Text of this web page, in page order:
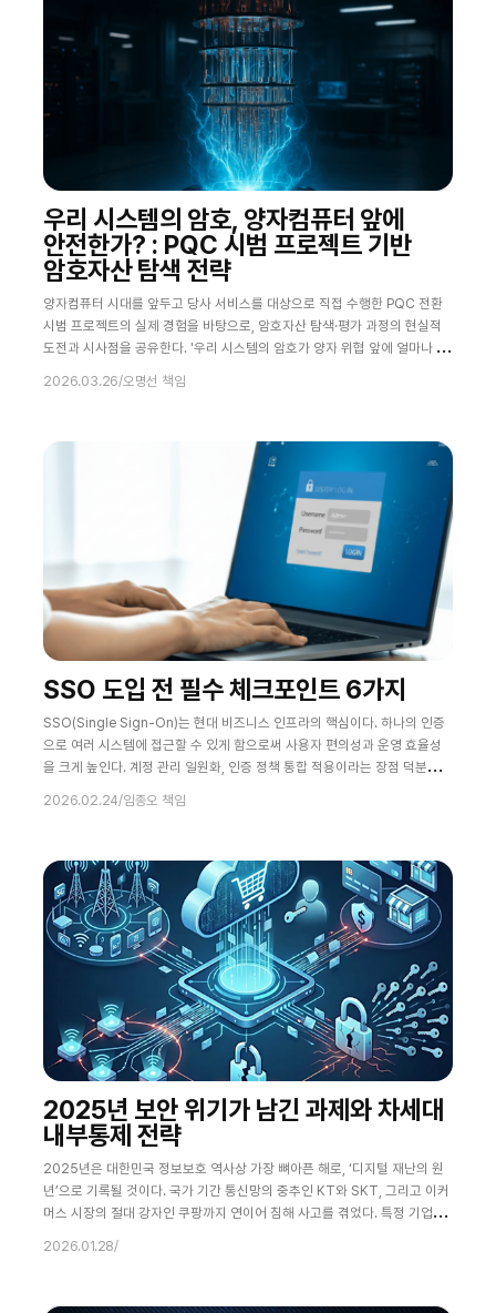
우리 시스템의 암호, 양자컴퓨터 앞에
안전한가? : PQC 시범 프로젝트 기반
암호자산 탐색 전략
양자컴퓨터 시대를 앞두고 당사 서비스를 대상으로 직접 수행한 PQC 전환
시범 프로젝트의 실제 경험을 바탕으로, 암호자산 탐색·평가 과정의 현실적
도전과 시사점을 공유한다. '우리 시스템의 암호가 양자 위협 앞에 얼마나 안
준비하는 조직이 지금 당장 취해야 할 행동이 무엇인지를 실증적으로 제시한
2026.03.26/오명선 책임
SSO 도입 전 필수 체크포인트 6가지
SSO(Single Sign-On)는 현대 비즈니스 인프라의 핵심이다. 하나의 인증
으로 여러 시스템에 접근할 수 있게 함으로써 사용자 편의성과 운영 효율성
을 크게 높인다. 계정 관리 일원화, 인증 정책 통합 적용이라는 장점 덕분에
편의성 이면에는 구조적 리스크가 존재한다. SSO 환경은 개별 시스템이 직
이
2026.02.24/임종오 책임
2025년 보안 위기가 남긴 과제와 차세대
내부통제 전략
2025년은 대한민국 정보보호 역사상 가장 뼈아픈 해로, ‘디지털 재난의 원
년’으로 기록될 것이다. 국가 기간 통신망의 중추인 KT와 SKT, 그리고 이커
머스 시장의 절대 강자인 쿠팡까지 연이어 침해 사고를 겪었다. 특정 기업의
보 유출은 단순한 정보 손실이 아니라, 국민의 일상과 기업의 존립을 위협하
2026.01.28/